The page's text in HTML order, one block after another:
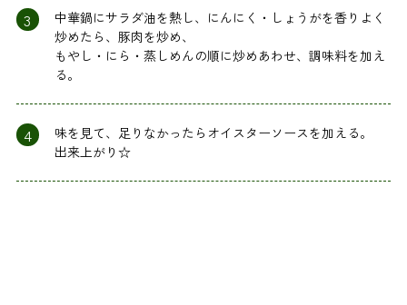
3
中華鍋にサラダ油を熱し、にんにく・しょうがを香りよく
炒めたら、豚肉を炒め、
もやし・にら・蒸しめんの順に炒めあわせ、調味料を加え
る。
4
味を見て、足りなかったらオイスターソースを加える。
出来上がり☆